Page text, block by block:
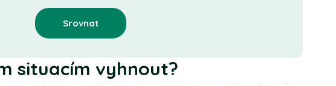
Srovnat
situacím vyhnout?